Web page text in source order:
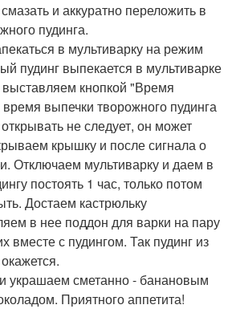
и аккуратно переложить в
пудинга.
в мультиварку на режим
пудинг выпекается в мультиварке
кнопкой "Время
выпечки творожного пудинга
не следует, он может
крышку и после сигнала о
Отключаем мультиварку и даем в
постоять 1 час, только потом
Достаем кастрюльку
в нее поддон для варки на пару
вместе с пудингом. Так пудинг из
украшаем сметанно - банановым
Приятного аппетита!